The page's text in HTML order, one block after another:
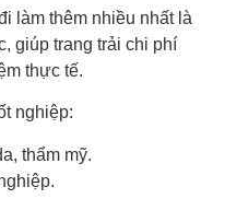
làm thêm nhiều nhất là
giúp trang trải chi phí
thực tế.
nghiệp:
thẩm mỹ.